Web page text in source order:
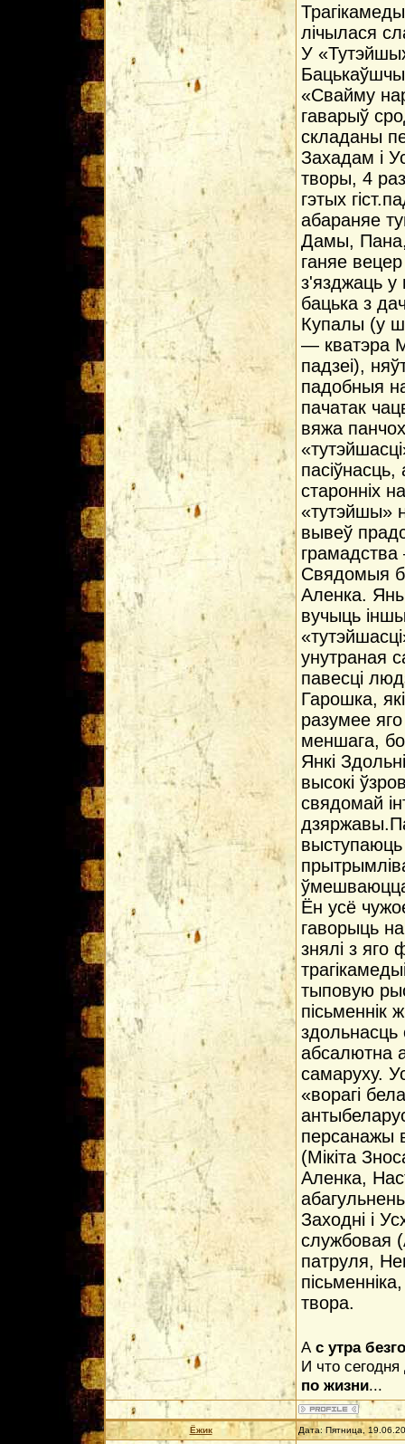
лічылася
У
«Свайму
гаварыў
складаны
Захадам і
творы, 4
гэтых
абараняе
Дамы, Пана,
ганяе
з'язджаць у
бацька з
Купалы (у
— кватэра
падзеі),
падобныя
пачатак
вяжа
старонніх
«тутэйшы»
вывеў
Свядомыя
Аленка.
вучыць
унутраная
павесці
Гарошка,
разумее
меншага, бо
Янкі
высокі
свядомай
Ён усё
гаворыць
знялі з яго
тыповую
абсалютна
самаруху.
«ворагі
персанажы
(Мікіта
Аленка,
Заходні і
службовая
патруля,
твора.
А с утра
И что сегодня
по жизни...
Ёжик Дата: Пятница,